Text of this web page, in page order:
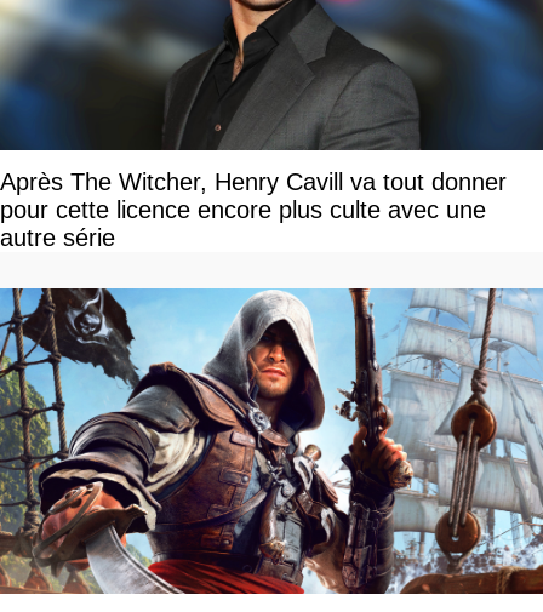
Après The Witcher, Henry Cavill va tout donner
pour cette licence encore plus culte avec une
autre série